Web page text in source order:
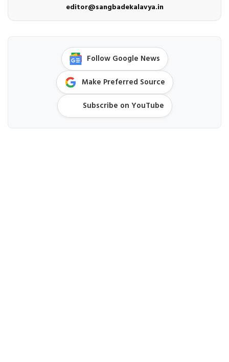
editor@sangbadekalavya.in
Follow Google News
Make Preferred Source
Subscribe on YouTube